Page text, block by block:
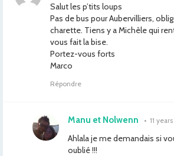
Salut les p’tits loups
Pas de bus pour Aubervilliers,
charette. Tiens y a Michèle qui
vous fait la bise.
Portez-vous forts
Marco
Répondre
Manu et Nolwenn • 11
Ahlala je me demandais si
oublié !!!